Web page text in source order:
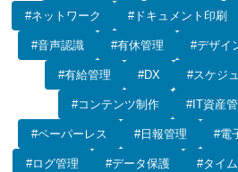
#ネットワーク #ドキュメント印刷
#音声認識 #有休管理 #デザイ
#有給管理 #DX #スケジ
#コンテンツ制作 #IT資産
#ペーパーレス #日報管理 #電
#ログ管理 #データ保護 #タイ